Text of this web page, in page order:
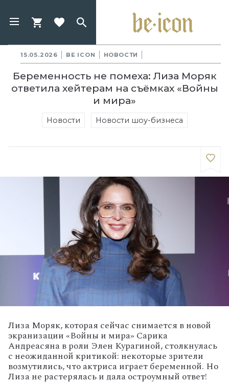
15.05.2026 BE ICON НОВОСТИ
Беременность не помеха: Лиза Моряк
ответила хейтерам на съёмках «Войны
и мира»
Новости Новости шоу-бизнеса
ЛизаМоряк,которая сейчас снимается вновой
экранизации«Войны и мира» Сарика
Андреасянавроли Элен Курагиной,столкнулась
с неожиданной критикой: некоторые зрители
возмутились,чтоактрисаиграетбеременной. Но
Лизане растеряласьи далаостроумный ответ!